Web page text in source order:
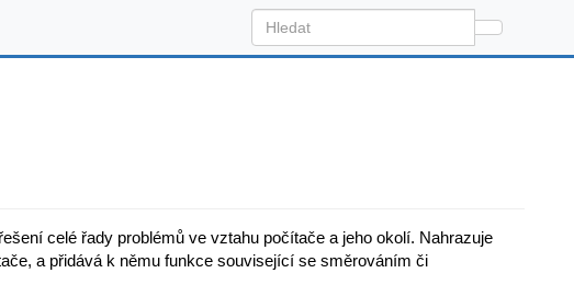
celé řady problémů ve vztahu počítače a jeho okolí. Nahrazuje
a přidává k němu funkce související se směrováním či